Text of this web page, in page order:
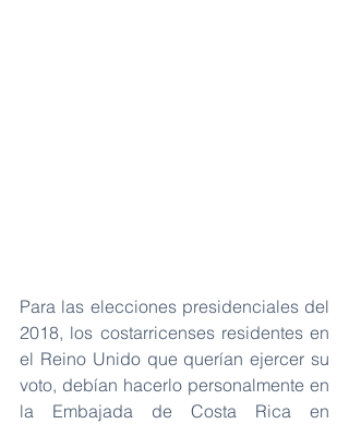
Para las elecciones presidenciales del
2018, los costarricenses residentes en
el Reino Unido que querían ejercer su
voto, debían hacerlo personalmente en
la Embajada de Costa Rica en